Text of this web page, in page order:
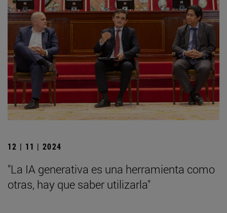
12 | 11 | 2024
"La IA generativa es una herramienta como
otras, hay que saber utilizarla"